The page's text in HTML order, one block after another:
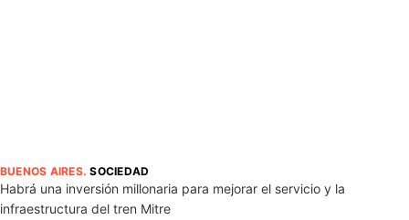
BUENOS AIRES.SOCIEDAD
Habrá una inversión millonaria para mejorar el servicio y la
infraestructura del tren Mitre